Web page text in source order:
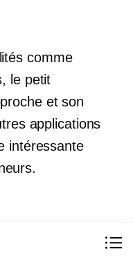
comme
le petit
et son
applications
intéressante
applications